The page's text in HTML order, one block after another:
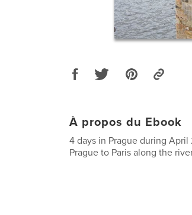
À propos du Ebook
4 days in Prague during
Prague to Paris along the